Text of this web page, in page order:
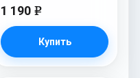
1 190 e
Купить